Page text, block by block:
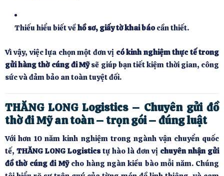
Thiếu hiểu biết vềhồ sơ, giấy tờ khai báocần thiết.
Vì vậy, việc lựa chọn một đơn vị có kinh nghiệm thực tế trong
gửi hàng thờ cúng đi Mỹsẽ giúp bạn tiết kiệm thời gian, công
sức và đảm bảo an toàn tuyệt đối.
THĂNG LONG Logistics – Chuyên gửi đồ
thờ đi Mỹan toàn – trọn gói – đúng luật
Với hơn 10 năm kinh nghiệm trong ngành vận chuyển quốc
tế, THĂNG LONG Logisticstự hào là đơn vị chuyên nhận gửi
đồ thờ cúng đi Mỹcho hàng ngàn kiều bào mỗi năm. Chúng